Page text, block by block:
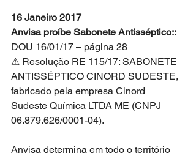
16 Janeiro 2017
Anvisa proíbe Sabonete Antisséptico::
DOU 16/01/17 – página 28
⚠ Resolução RE 115/17: SABONETE
ANTISSÉPTICO CINORD SUDESTE,
fabricado pela empresa Cinord
Sudeste Química LTDA ME (CNPJ
06.879.626/0001-04).
Anvisa determina em todo o território